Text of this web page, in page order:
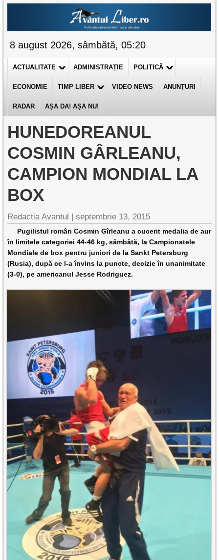
8 august 2026, sâmbătă, 05:20
ACTUALITATE ADMINISTRAȚIE POLITICĂ
ECONOMIE TIMP LIBER VIDEO NEWS ANUNȚURI
RADAR AȘA DA! AȘA NU!
HUNEDOREANUL
COSMIN GÂRLEANU,
CAMPION MONDIAL LA
BOX
Redactia Avantul |septembrie 13, 2015
Pugilistul român Cosmin Gîrleanu a cucerit medalia de aur
în limitele categoriei 44-46 kg, sâmbătă, la Campionatele
Mondiale de box pentru juniori de la Sankt Petersburg
(Rusia), după ce l-a învins la puncte, decizie în unanimitate
(3-0), pe americanul Jesse Rodriguez.